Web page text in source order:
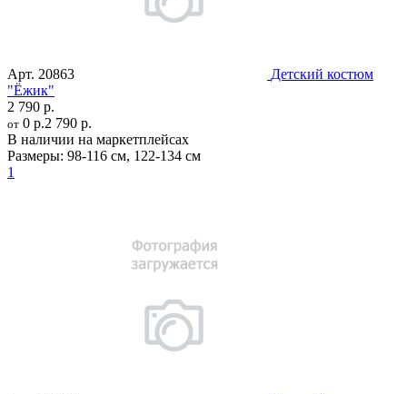
Арт. 20863
Детский костюм
"Ёжик"
2 790 р.
от 0 р.2 790 р.
В наличии на маркетплейсах
Размеры: 98-116 см, 122-134 см
1